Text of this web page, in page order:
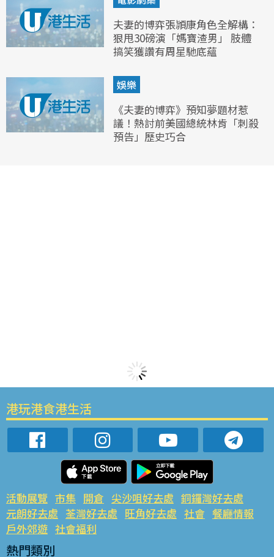
夫妻的博弈張頴康角色全解構：
狠甩30磅演「媽寶渣男」 肢體
搞笑獲讚有周星馳底蘊
娛樂
《夫妻的博弈》預知夢題材惹
議！熱討前美國總統林肯「刺殺
預告」歷史巧合
港玩港食港生活
活動展覽 市集 開倉 尖沙咀好去處 銅鑼灣好去處
元朗好去處 荃灣好去處 旺角好去處 社會 餐廳情報
戶外郊遊 社會福利
熱門類別